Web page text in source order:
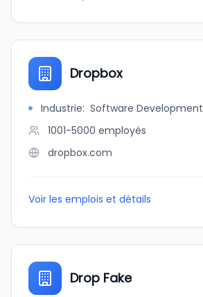
Dropbox
Industrie: Software Development
1001-5000 employés
dropbox.com
Voir les emplois et détails
Drop Fake